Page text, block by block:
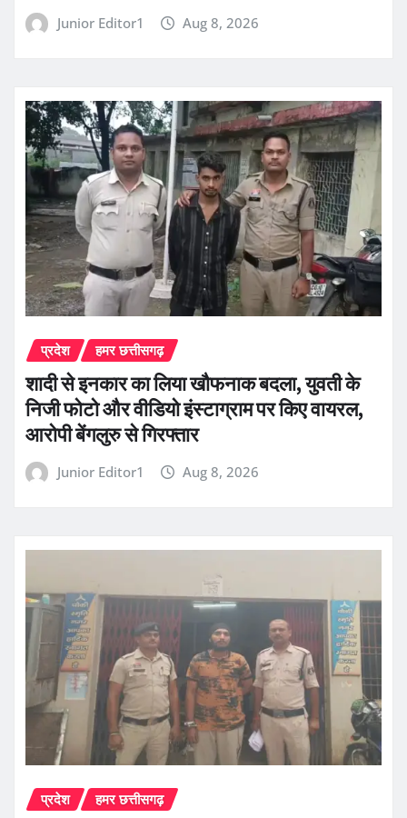
Junior Editor1 Aug 8, 2026
प्रदेश हमर छत्तीसगढ़
शादी से इनकार का लिया खौफनाक बदला, युवती के
निजी फोटो और वीडियो इंस्टाग्राम पर किए वायरल,
आरोपी बेंगलुरु से गिरफ्तार
Junior Editor1 Aug 8, 2026
प्रदेश हमर छत्तीसगढ़